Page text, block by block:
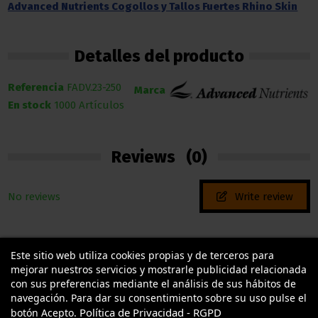
Advanced Nutrients Cogollos y Tallos Fuertes Rhino Skin
Detalles del producto
Marca
Referencia FADV.23-250
En stock 1000 Artículos
Reviews (0)
No reviews Write review
Este sitio web utiliza cookies propias y de terceros para
mejorar nuestros servicios y mostrarle publicidad relacionada
con sus preferencias mediante el análisis de sus hábitos de
navegación. Para dar su consentimiento sobre su uso pulse el
botón Acepto. Política de Privacidad - RGPD